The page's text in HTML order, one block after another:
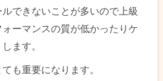
できないことが多いので上級
ーマンスの質が低かったりケ
ます。
も重要になります。